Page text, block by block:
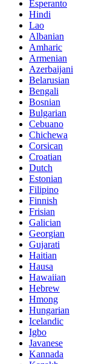
Esperanto
Hindi
Lao
Albanian
Amharic
Armenian
Azerbaijani
Belarusian
Bengali
Bosnian
Bulgarian
Cebuano
Chichewa
Corsican
Croatian
Dutch
Estonian
Filipino
Finnish
Frisian
Galician
Georgian
Gujarati
Haitian
Hausa
Hawaiian
Hebrew
Hmong
Hungarian
Icelandic
Igbo
Javanese
Kannada